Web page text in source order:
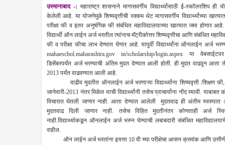
उस्मानाबाद -: महाराष्ट्र शासनाने मागासवर्गीय विद्यार्थ्यांसाठी ई-स्कॉलरशिप ही
केलेली आहे. या योजनेमुळे शिष्यवृत्तीची रक्कम थेट मागासवर्गीय विद्यार्थ्यांच्या
परीक्षा फी व इतर अनुषंगिक फी संबंधित महाविद्यालयाच्या खात्यात जमा होणार आहे.
विद्यार्थी ऑन लाईन अर्ज भरतील त्यांनाच मॅट्रीकोत्तर शिष्यवृत्तीचा आणि संबंधित
फी व परीक्षा फीचा लाभ देण्यात येणार आहे. यापुर्वी विद्यार्थ्यांना ऑनलाईन अर्ज
mahaeschol.maharashtra.gov in/scholarship/login.aspex या
डिसेंबरपर्यंत अर्ज भरण्याची अंतिम मुदत देण्यात आली होती. ही मुदत वाढवून आता
2013 पर्यंत वाढवण्यात आली आहे.
वाढीव मुदतीत ऑनलाईन अर्ज भरणाऱ्या विद्यार्थ्यांना शिष्यवृत्ती /शिक्षण फी,
जानेवारी-2013 नंतर मिळेल याची विद्यार्थ्यांनी तसेच प्राचार्यांना नोंद घ्यावी. याबाबत
विचारात घेतली जाणार नाही. आता देण्यात आलेली मुदतवाढ ही अंतीम स्वरुपात
मुदतवाढ दिली जाणार नाही. तसेच विहित मुदतीनंतर कोणताही अर्ज
नाही.विद्यार्थ्याकडून ऑनलाईन अर्ज भरुन घेण्याची लबाबदारी संबंधित महाविद्यालयाचे
राहील.
ऑन लाईन अर्ज भरतांना इयत्ता 10 वी च्या परीक्षेचा आसन क्रमांक आणि उत्तीर्ण